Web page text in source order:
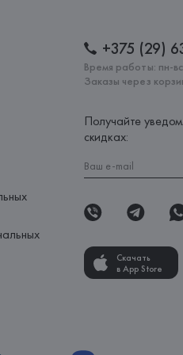
+375 (29)
Время работы: пн-
Заказы через
Получайте
скидках:
Скачать
в App Store